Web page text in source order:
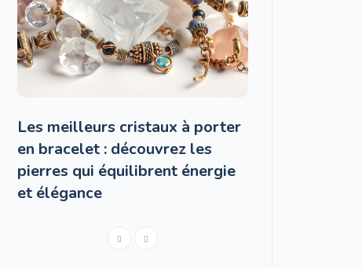
Les meilleurs cristaux à porter
en bracelet : découvrez les
pierres qui équilibrent énergie
et élégance